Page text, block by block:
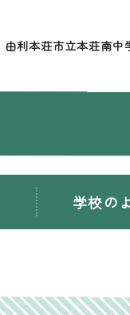
由利本荘市立本荘南中
学校の